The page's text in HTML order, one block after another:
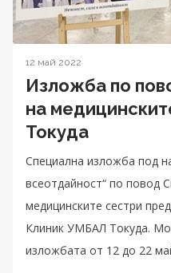
12 май 2022
Изложба по
на
Токуда
Специална изложба под
всеотдайност“ по повод
медицинските сестри
Клиник УМБАЛ Токуда.
изложбата от 12 до 22